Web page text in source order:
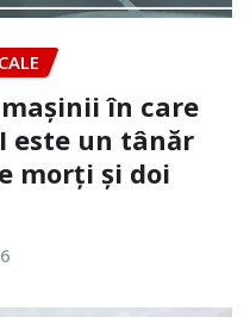
mașinii în care
este un tânăr
morți și doi